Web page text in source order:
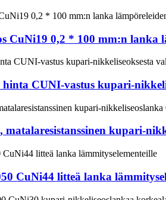
CuNi19 0,2 * 100 mm:n lanka
CUNI-vastus kupari-
kupari-
CuNi44 litteä lanka